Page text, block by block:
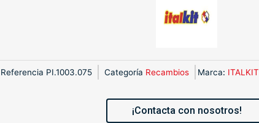
Referencia PI.1003.075 Categoría Recambios Marca: ITALKIT
¡Contacta con nosotros!